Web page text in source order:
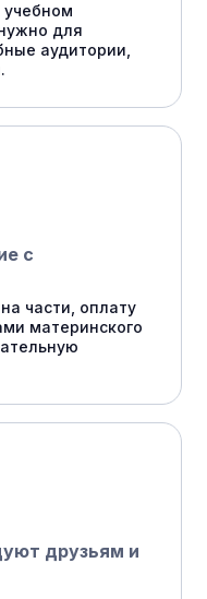
учебном
для
аудитории,
с
части, оплату
материнского
друзьям и